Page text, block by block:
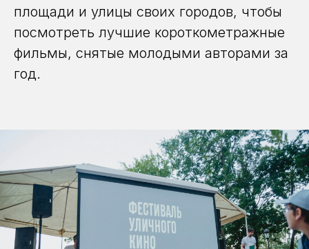
площади и улицы своих городов, чтобы
посмотреть лучшие короткометражные
фильмы, снятые молодыми авторами за
год.